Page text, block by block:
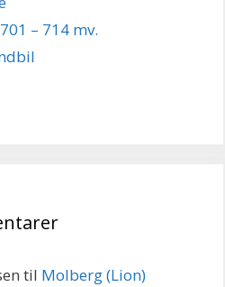
– 714 mv.
til Molberg (Lion)